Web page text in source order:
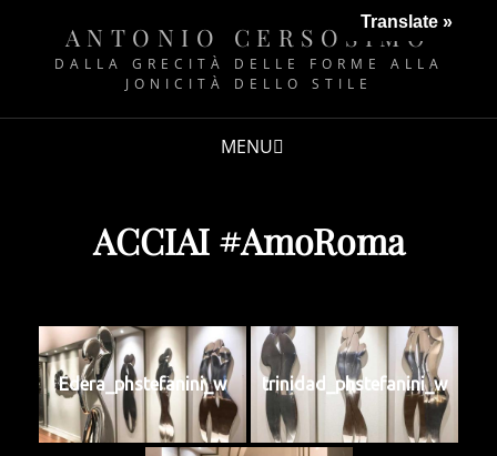
ANTONIO CERSOSIMO
DALLA GRECITÀ DELLE FORME ALLA
JONICITÀ DELLO STILE
MENU
ACCIAI #AmoRoma
Edera_phstefanini_w trinidad_phstefanini_w
Translate »